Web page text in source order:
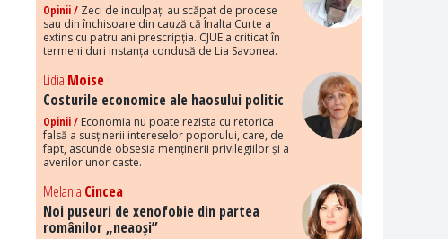
Opinii / Zeci de inculpați au scăpat de procese
sau din închisoare din cauză că Înalta Curte a
extins cu patru ani prescripția. CJUE a criticat în
termeni duri instanța condusă de Lia Savonea.
Lidia Moise
Costurile economice ale haosului politic
Opinii / Economia nu poate rezista cu retorica
falsă a susținerii intereselor poporului, care, de
fapt, ascunde obsesia menținerii privilegiilor și a
averilor unor caste.
Melania Cincea
Noi puseuri de xenofobie din partea
românilor „neaoși”